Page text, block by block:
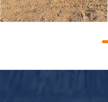
Chargeuse-pelleteuse JCB
3CX d'occasion